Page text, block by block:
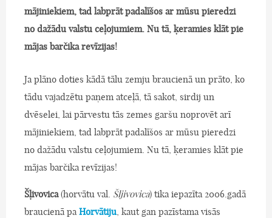
mājiniekiem, tad labprāt padalīšos ar mūsu pieredzi
no dažādu valstu ceļojumiem. Nu tā, ķeramies klāt pie
mājas barčika revīzijas!
Ja plāno doties kādā tālu zemju braucienā un prāto, ko
tādu vajadzētu paņem atceļā, tā sakot, sirdij un
dvēselei, lai pārvestu tās zemes garšu noprovēt arī
mājiniekiem, tad labprāt padalīšos ar mūsu pieredzi
no dažādu valstu ceļojumiem. Nu tā, ķeramies klāt pie
mājas barčika revīzijas!
Šļivovica(horvātu val. Šljivovica) tika iepazīta 2006.gadā
braucienā pa Horvātiju , kaut gan pazīstama visās